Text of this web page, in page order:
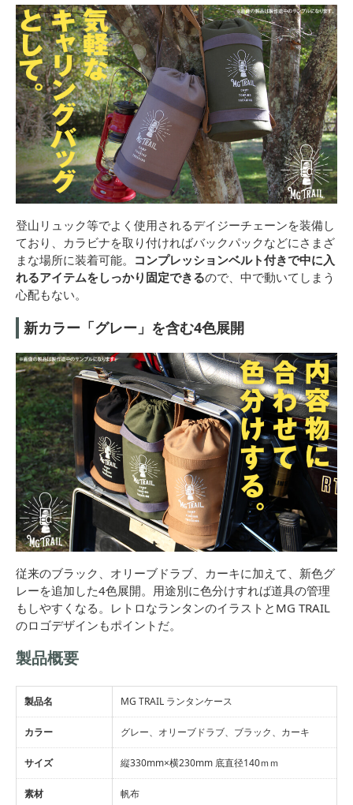
登山リュック等でよく使用されるデイジーチェーンを装備し
ており、カラビナを取り付ければバックパックなどにさまざ
まな場所に装着可能。 コンプレッションベルト付きで中に入
れるアイテムをしっかり固定できるので、中で動いてしまう
心配もない。
新カラー「グレー」を含む4色展開
従来のブラック、オリーブドラブ、カーキに加えて、新色グ
レーを追加した4色展開。用途別に色分けすれば道具の管理
もしやすくなる。レトロなランタンのイラストとMG TRAIL
のロゴデザインもポイントだ。
製品概要
製品名 MG TRAIL ランタンケース
カラー グレー、オリーブドラブ、ブラック、カーキ
サイズ 縦330mm×横230mm 底直径140ｍｍ
素材 帆布